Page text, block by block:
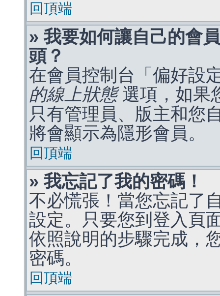
回頂端
» 我要如何讓自己的會
頭？
在會員控制台「偏好設
的線上狀態選項，如果
只有管理員、版主和您
將會顯示為隱形會員。
回頂端
» 我忘記了我的密碼！
不必慌張！當您忘記了
設定。只要您到登入頁
依照說明的步驟完成，
密碼。
回頂端